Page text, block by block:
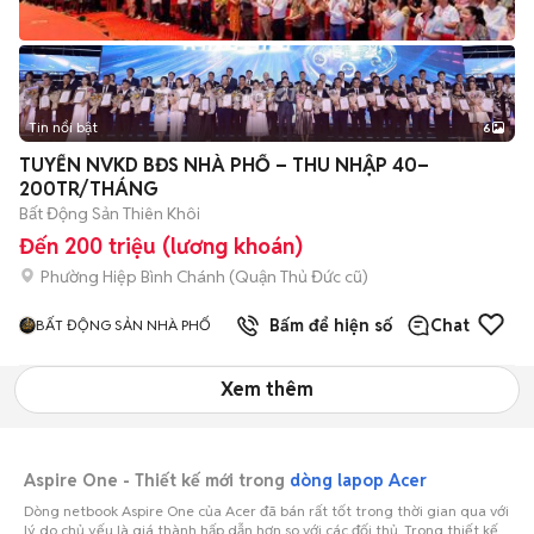
+2
Tin nổi bật 6
TUYỂN NVKD BĐS NHÀ PHỐ – THU NHẬP 40–
200TR/THÁNG
Bất Động Sản Thiên Khôi
Đến 200 triệu (lương khoán)
Phường Hiệp Bình Chánh (Quận Thủ Đức cũ)
BẤT ĐỘNG SẢN NHÀ PHỐ Bấm để hiện số Chat
Xem thêm
Aspire One - Thiết kế mới trong dòng lapop Acer
Dòng netbook Aspire One của Acer đã bán rất tốt trong thời gian qua với
lý do chủ yếu là giá thành hấp dẫn hơn so với các đối thủ. Trong thiết kế